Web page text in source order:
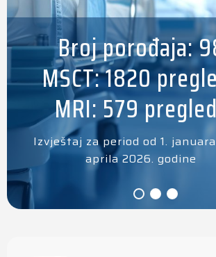
Broj porođaja:
MSCT: 1820
MRI: 579
Izvještaj za period od 1. januara
aprila 2026. godine